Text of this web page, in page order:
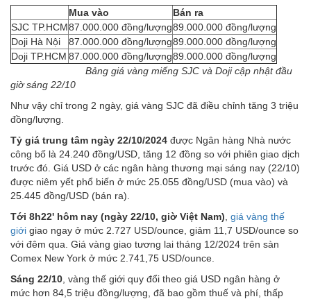
Mua vào
Bán ra
SJC TP.HCM87.000.000 đồng/lượng89.000.000 đồng/lượng
Doji Hà Nội
87.000.000 đồng/lượng89.000.000 đồng/lượng
Doji TP.HCM 87.000.000 đồng/lượng89.000.000 đồng/lượng
Bảng giá vàng miếng SJC và Doji cập nhật đầu
giờ sáng 22/10
Như vậy chỉ trong 2 ngày, giá vàng SJC đã điều chỉnh tăng 3 triệu
đồng/lượng.
Tỷ giá trung tâm ngày 22/10/2024 được Ngân hàng Nhà nước
công bố là 24.240 đồng/USD, tăng 12 đồng so với phiên giao dịch
trước đó. Giá USD ở các ngân hàng thương mại sáng nay (22/10)
được niêm yết phổ biến ở mức 25.055 đồng/USD (mua vào) và
25.445 đồng/USD (bán ra).
Tới 8h22' hôm nay (ngày 22/10, giờ Việt Nam) giá vàng thế
giới giao ngay ở mức 2.727 USD/ounce, giảm 11,7 USD/ounce so
với đêm qua. Giá vàng giao tương lai tháng 12/2024 trên sàn
Comex New York ở mức 2.741,75 USD/ounce.
Sáng 22/10 , vàng thế giới quy đổi theo giá USD ngân hàng ở
mức hơn 84,5 triệu đồng/lượng, đã bao gồm thuế và phí, thấp